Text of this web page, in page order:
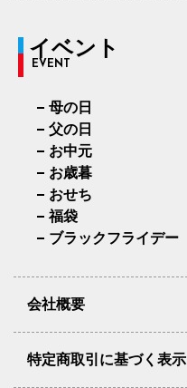
イベント
EVENT
母の日
父の日
お中元
お歳暮
おせち
福袋
ブラックフライデー
会社概要
特定商取引に基づく表示